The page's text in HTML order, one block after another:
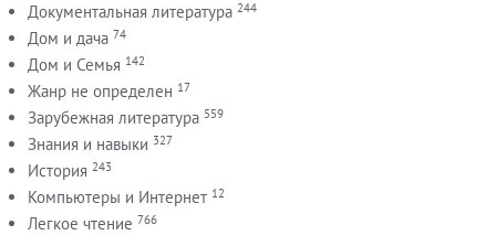
Документальная литература 244
Дом и дача 74
Дом и Семья 142
Жанр не определен 17
Зарубежная литература 559
Знания и навыки 327
История 243
Компьютеры и Интернет 12
Легкое чтение 766